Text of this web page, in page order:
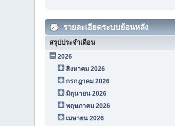
รายละเอียดระบบย้อนหลัง
สรุปประจำเดือน
2026
สิงหาคม 2026
กรกฎาคม 2026
มิถุนายน 2026
พฤษภาคม 2026
เมษายน 2026